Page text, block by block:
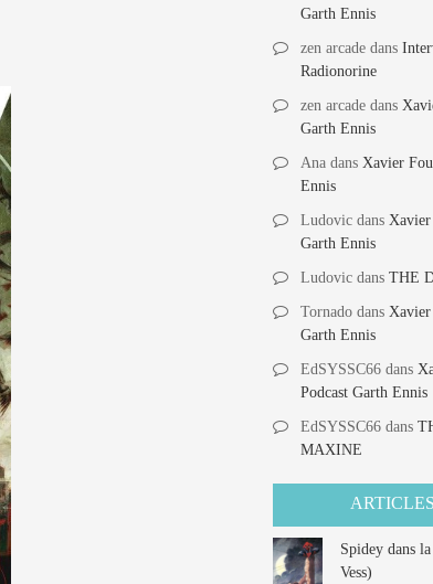
Garth Ennis
zen arcade dans
Radionorine
zen arcade dans
Garth Ennis
Ana dansXavier
Ennis
Ludovic dansXavier
Garth Ennis
Ludovic dansTHE
Tornado dansXavier
Garth Ennis
EdSYSSC66 dans
Podcast Garth Ennis
EdSYSSC66 dans
MAXINE
Spidey dans
Vess)